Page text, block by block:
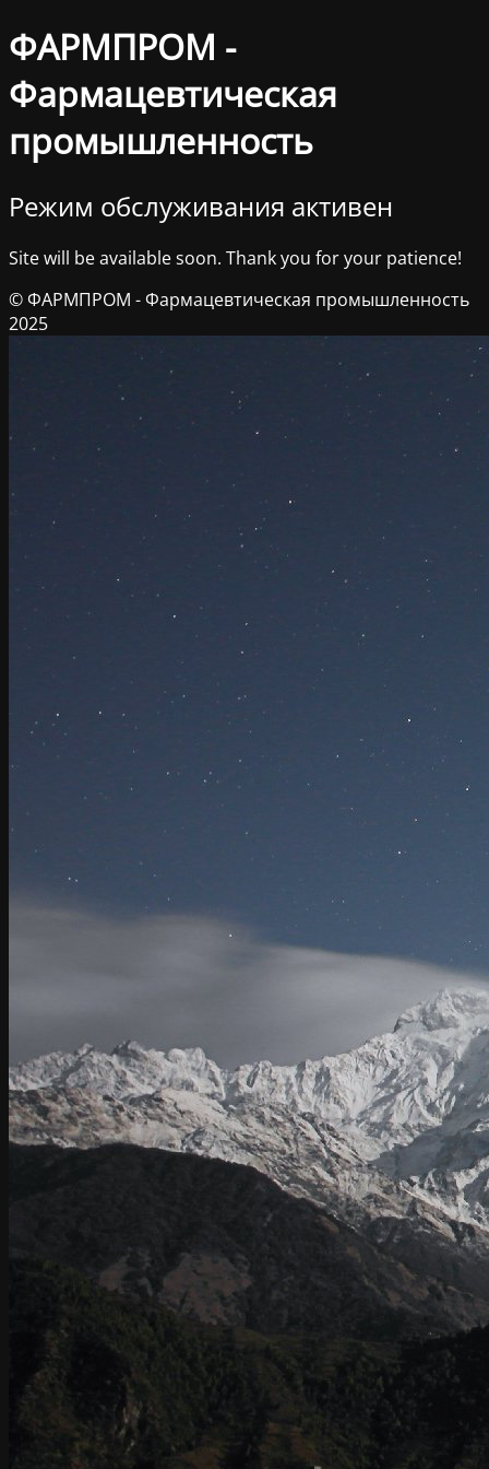
ФАРМПРОМ -
Фармацевтическая
промышленность
Режим обслуживания активен
Site will be available soon. Thank you for your patience!
© ФАРМПРОМ - Фармацевтическая промышленность
2025